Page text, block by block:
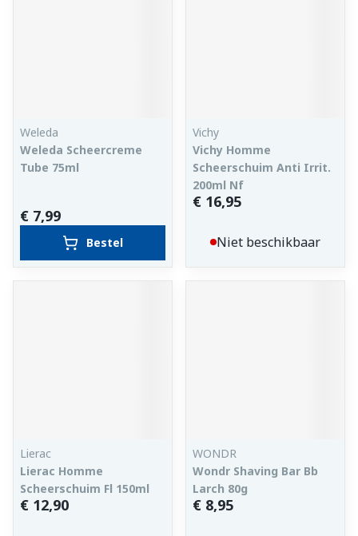
Weleda
Weleda Scheercreme
Tube 75ml
€ 7,99
Bestel
Vichy
Vichy Homme
Scheerschuim Anti Irrit.
200ml Nf
€ 16,95
Niet beschikbaar
Lierac
Lierac Homme
Scheerschuim Fl 150ml
€ 12,90
WONDR
Wondr Shaving Bar Bb
Larch 80g
€ 8,95